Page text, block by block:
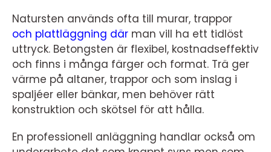
Natursten används ofta till murar, trappor
och plattläggning där man vill ha ett tidlöst
uttryck. Betongsten är flexibel, kostnadseffektiv
och finns i många färger och format. Trä ger
värme på altaner, trappor och som inslag i
spaljéer eller bänkar, men behöver rätt
konstruktion och skötsel för att hålla.
En professionell anläggning handlar också om